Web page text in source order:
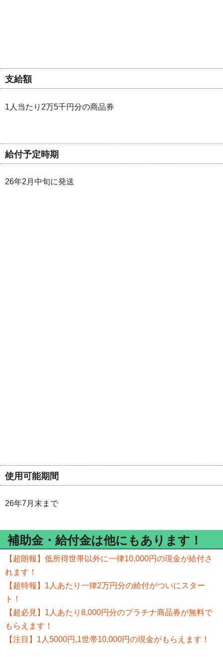
支給額
1人当たり2万5千円分の商品券
給付予定時期
26年2月中旬に発送
使用可能期間
26年7月末まで
補助金・給付金は他にもあります！
【超朗報】低所得世帯以外に一律10,000円の現金が給付さ
れます！
【超特報】1人あたり一律2万円分の給付がついにスター
ト！
【超必見】1人あたり8,000円分のプラチナ商品券が無料で
もらえます！
【注目】1人5000円,1世帯10,000円の現金がもらえます！